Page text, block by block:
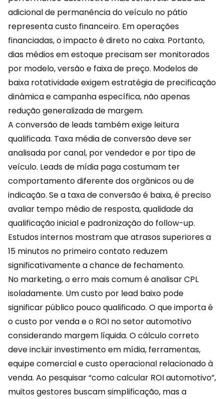
adicional de permanência do veículo no pátio
representa custo financeiro. Em operações
financiadas, o impacto é direto no caixa. Portanto,
dias médios em estoque precisam ser monitorados
por modelo, versão e faixa de preço. Modelos de
baixa rotatividade exigem estratégia de precificação
dinâmica e campanha específica, não apenas
redução generalizada de margem.
A conversão de leads também exige leitura
qualificada. Taxa média de conversão deve ser
analisada por canal, por vendedor e por tipo de
veículo. Leads de mídia paga costumam ter
comportamento diferente dos orgânicos ou de
indicação. Se a taxa de conversão é baixa, é preciso
avaliar tempo médio de resposta, qualidade da
qualificação inicial e padronização do follow-up.
Estudos internos mostram que atrasos superiores a
15 minutos no primeiro contato reduzem
significativamente a chance de fechamento.
No marketing, o erro mais comum é analisar CPL
isoladamente. Um custo por lead baixo pode
significar público pouco qualificado. O que importa é
o custo por venda e o ROI nosetor automotivo
considerando margem líquida. O cálculo correto
deve incluir investimento em mídia, ferramentas,
equipe comercial e custo operacional relacionado à
venda. Ao pesquisar “como calcular ROI automotivo”,
muitos gestores buscam simplificação, mas a